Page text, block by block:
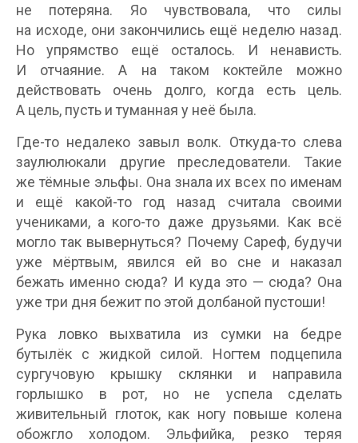
не потеряна. Яо чувствовала, что силы
на исходе, они закончились ещё неделю назад.
Но упрямство ещё осталось. И ненависть.
И отчаяние. А на таком коктейле можно
действовать очень долго, когда есть цель.
А цель, пусть и туманная у неё была.
Где-то недалеко завыл волк. Откуда-то слева
заулюлюкали другие преследователи. Такие
же тёмные эльфы. Она знала их всех по именам
и ещё какой-то год назад считала своими
учениками, а кого-то даже друзьями. Как всё
могло так вывернуться? Почему Сареф, будучи
уже мёртвым, явился ей во сне и наказал
бежать именно сюда? И куда это — сюда? Она
уже три дня бежит по этой долбаной пустоши!
Рука ловко выхватила из сумки на бедре
бутылёк с жидкой силой. Ногтем подцепила
сургучовую крышку склянки и направила
горлышко в рот, но не успела сделать
живительный глоток, как ногу повыше колена
обожгло холодом. Эльфийка, резко теряя